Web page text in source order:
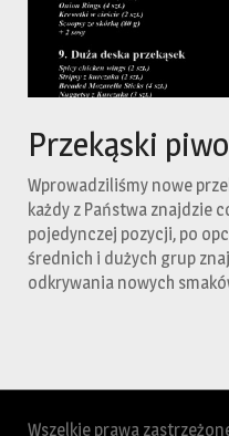
Przekąski
Wprowadziliśmy nowe
każdy z Państwa znajdzie
pojedynczej pozycji, po
średnich i dużych grup
odkrywania nowych
Wszelkie prawa